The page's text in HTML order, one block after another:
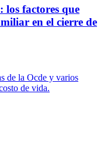
los factores que
en el cierre de
de la Ocde y varios
de vida.